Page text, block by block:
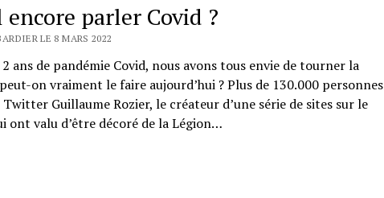
parler Covid ?
LE 8 MARS 2022
ans de pandémie Covid, nous avons tous envie de tourner la
on vraiment le faire aujourd’hui ? Plus de 130.000 personnes
Guillaume Rozier, le créateur d’une série de sites sur le
ont valu d’être décoré de la Légion…